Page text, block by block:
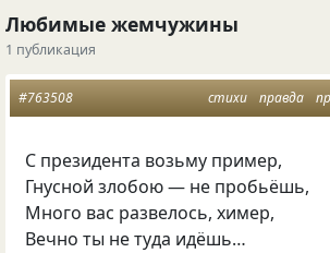
Любимые жемчужины
1 публикация
стихи правда
#763508
С президента возьму пример,
Гнусной злобою — не пробьёшь,
Много вас развелось, химер,
Вечно ты не туда идёшь…